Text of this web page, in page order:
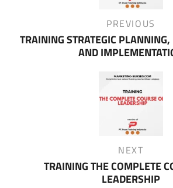
Post
PREVIOUS
TRAINING STRATEGIC
AND
NEXT
TRAINING THE COMPLETE
LEADERSHIP